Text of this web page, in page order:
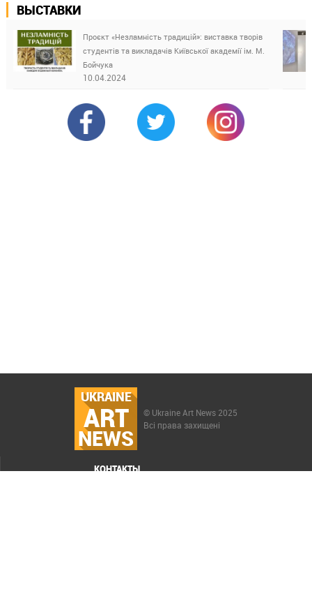
ВЫСТАВКИ
Проєкт «Незламність традицій»: виставка творів
студентів та викладачів Київської академії ім. М.
Бойчука
10.04.2024
UKRAINE
ART
NEWS
© Ukraine Art News 2025
Всі права захищені
КОНТАКТЫ